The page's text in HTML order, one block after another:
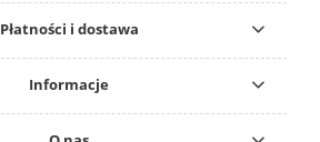
Płatności i dostawa
Informacje